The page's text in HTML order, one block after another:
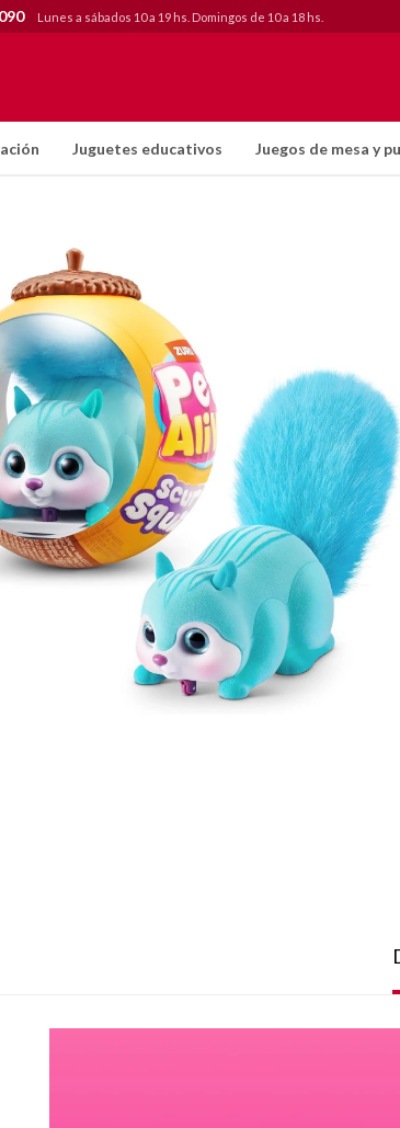
Juguetes educativos Juegos de mesa y
Lunes a sábados 10 a 19 hs. Domingos de 10 a 18 hs.